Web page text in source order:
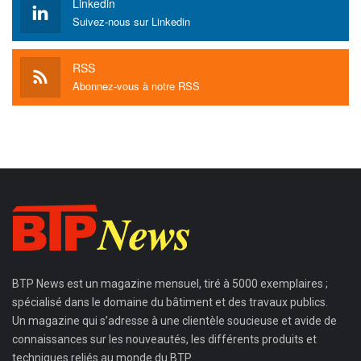
Suivez-nous sur Linkedin
RSS
Abonnez-vous à notre RSS
BTP News est un magazine mensuel, tiré à 5000 exemplaires ;
spécialisé dans le domaine du bâtiment et des travaux publics.
Un magazine qui s’adresse à une clientèle soucieuse et avide de
connaissances sur les nouveautés, les différents produits et
techniques reliés au monde du BTP.